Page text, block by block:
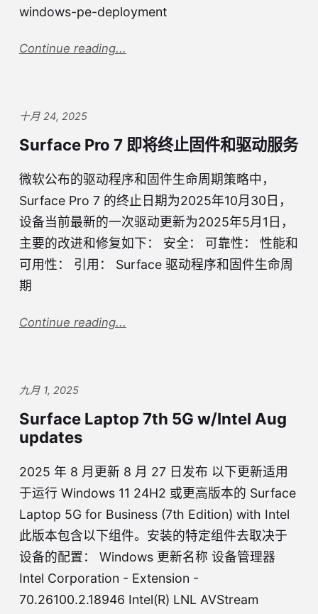
windows-pe-deployment
Continue reading...
十月 24, 2025
Surface Pro 7 即将终止固件和驱动服务
微软公布的驱动程序和固件生命周期策略中，
Surface Pro 7 的终止日期为2025年10月30日，
设备当前最新的一次驱动更新为2025年5月1日，
主要的改进和修复如下： 安全： 可靠性： 性能和
可用性： 引用： Surface 驱动程序和固件生命周
期
Continue reading...
九月 1, 2025
Surface Laptop 7th 5G w/Intel Aug
updates
2025 年 8 月更新 8 月 27 日发布 以下更新适用
于运行 Windows 11 24H2 或更高版本的 Surface
Laptop 5G for Business (7th Edition) with Intel
此版本包含以下组件。安装的特定组件去取决于
设备的配置： Windows 更新名称 设备管理器
Intel Corporation - Extension -
70.26100.2.18946 Intel(R) LNL AVStream